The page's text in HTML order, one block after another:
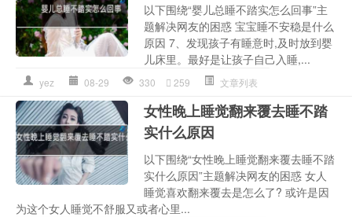
以下围绕“婴儿总睡不踏实怎么回事”主
题解决网友的困惑 宝宝睡不安稳是什么
原因 7、发现孩子有睡意时,及时放到婴
儿床里。最好是让孩子自己入睡,...
yez 08-29 330 259 文章列表
女性晚上睡觉翻来覆去睡不踏
实什么原因
以下围绕“女性晚上睡觉翻来覆去睡不踏
实什么原因”主题解决网友的困惑 女人
睡觉喜欢翻来覆去是怎么了? 或许是因
为这个女人睡觉不舒服又或者心里...